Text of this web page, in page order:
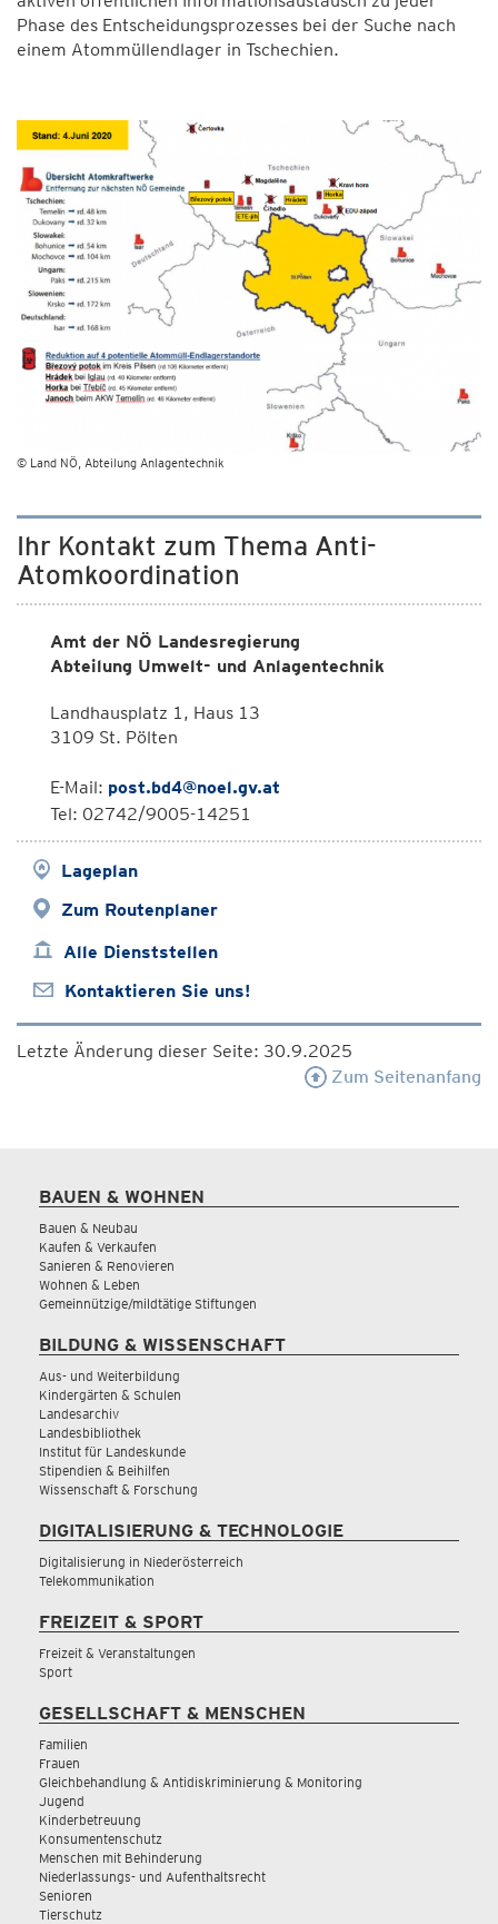
Phase des Entscheidungsprozesses bei der Suche nach
einem Atommüllendlager in Tschechien.
© Land NÖ, Abteilung Anlagentechnik
Ihr Kontakt zum Thema Anti-
Atomkoordination
Amt der NÖ Landesregierung
Abteilung Umwelt- und Anlagentechnik
Landhausplatz 1, Haus 13
3109 St. Pölten
E-Mail: post.bd4@noel.gv.at
Tel: 02742/9005-14251
Lageplan
Zum Routenplaner
Alle Dienststellen
Kontaktieren Sie uns!
Letzte Änderung dieser Seite: 30.9.2025
Zum Seitenanfang
BAUEN & WOHNEN
Bauen & Neubau
Kaufen & Verkaufen
Sanieren & Renovieren
Wohnen & Leben
Gemeinnützige/mildtätige Stiftungen
BILDUNG & WISSENSCHAFT
Aus- und Weiterbildung
Kindergärten & Schulen
Landesarchiv
Landesbibliothek
Institut für Landeskunde
Stipendien & Beihilfen
Wissenschaft & Forschung
DIGITALISIERUNG & TECHNOLOGIE
Digitalisierung in Niederösterreich
Telekommunikation
FREIZEIT & SPORT
Freizeit & Veranstaltungen
Sport
GESELLSCHAFT & MENSCHEN
Familien
Frauen
Gleichbehandlung & Antidiskriminierung & Monitoring
Jugend
Kinderbetreuung
Konsumentenschutz
Menschen mit Behinderung
Niederlassungs- und Aufenthaltsrecht
Senioren
Tierschutz